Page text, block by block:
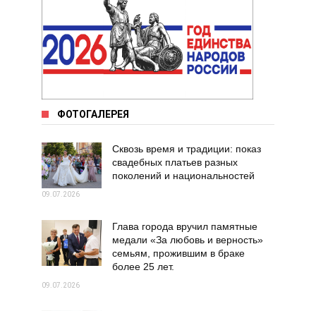
ФОТОГАЛЕРЕЯ
Сквозь время и традиции: показ
свадебных платьев разных
поколений и национальностей
09.07.2026
Глава города вручил памятные
медали «За любовь и верность»
семьям, прожившим в браке
более 25 лет.
09.07.2026